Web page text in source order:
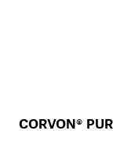
CORVON®